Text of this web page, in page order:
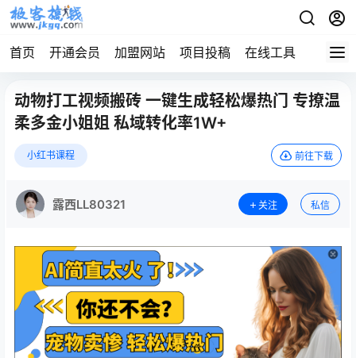
首页 开通会员 加盟网站 项目投稿 在线工具 地址发
动物打工视频搬砖 一键生成轻松爆热门 专撩温
柔多金小姐姐 私域转化率1W+
小红书课程 前往下载
露西LL80321 关注 私信